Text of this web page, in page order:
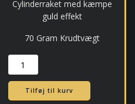
Cylinderraket med kæmpe
guld effekt
70 Gram Krudtvægt
136
Dr.
NO
Raket
Tilføj til kurv